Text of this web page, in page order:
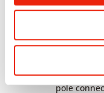
350-750W:
1300W
Connection
Power
pole